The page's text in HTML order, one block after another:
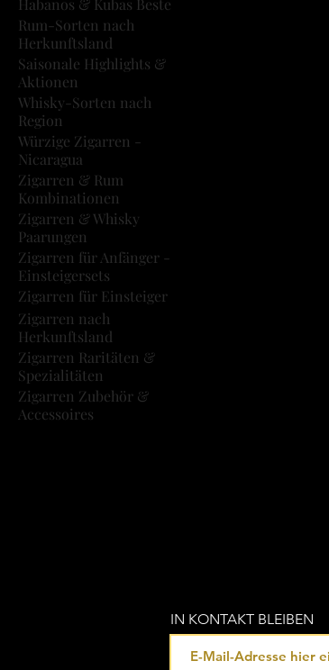
Rum-Sorten nach
Herkunftsland
Saisonale Highlights &
Aktionen
Whisky-Sorten nach
Region
Würzige Zigarren -
Nicaragua
Zigarren & Rum
Kombinationen
Zigarren & Whisky
Paarungen
Zigarren für Anfänger -
Einsteigersets
Zigarren für Einsteiger
Zigarren nach
Herkunftsland
Zigarren Raritäten &
Spezialitäten
Zigarren Zubehör &
Accessoires
IN KONTAKT BLEIBEN